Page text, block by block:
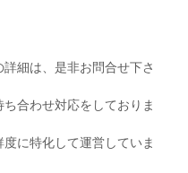
細は、是非お問合せ下さ
合わせ対応をしておりま
に特化して運営していま